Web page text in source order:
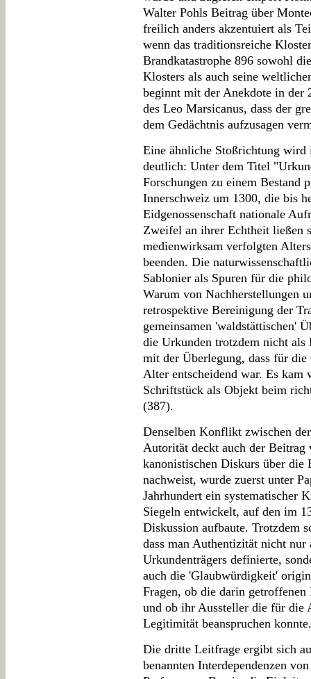
Walter Pohls Beitrag über
freilich anders akzentuiert als
wenn das traditionsreiche
Brandkatastrophe 896 sowohl
Klosters als auch seine
beginnt mit der Anekdote in der
des Leo Marsicanus, dass der
dem Gedächtnis aufzusagen
Eine ähnliche Stoßrichtung
deutlich: Unter dem Titel
Forschungen zu einem Bestand
Innerschweiz um 1300, die bis
Eidgenossenschaft nationale
Zweifel an ihrer Echtheit ließen
medienwirksam verfolgten
beenden. Die
Sablonier als Spuren für die
Warum von Nachherstellungen
retrospektive Bereinigung der
gemeinsamen 'waldstättischen'
die Urkunden trotzdem nicht als
mit der Überlegung, dass für
Alter entscheidend war. Es kam
Schriftstück als Objekt beim
(387).
Denselben Konflikt zwischen
Autorität deckt auch der
kanonistischen Diskurs über
nachweist, wurde zuerst unter
Jahrhundert ein systematischer
Siegeln entwickelt, auf den im
Diskussion aufbaute. Trotzdem
dass man Authentizität nicht
Urkundenträgers definierte,
auch die 'Glaubwürdigkeit'
Fragen, ob die darin
und ob ihr Aussteller die für die
Legitimität beanspruchen konnte.
Die dritte Leitfrage ergibt sich
benannten Interdependenzen